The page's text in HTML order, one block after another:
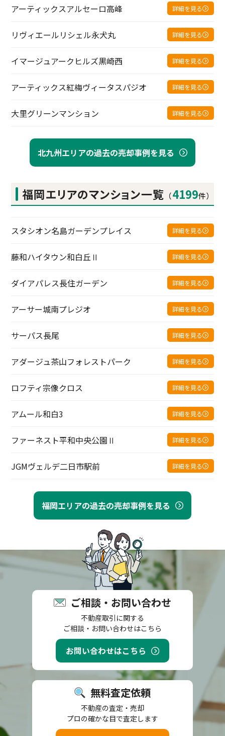
北九州エリアの過去の売却事例を見る
アーティックスアルセーロ高峰 詳細を見る
リヴィエールリシェル永犬丸 詳細を見る
イマージュアークヒルズ黒崎西 詳細を見る
アーティックス紅梅ヴィータスパジオ 詳細を見る
大里グリーンマンション 詳細を見る
福岡エリアの過去の売却事例を見る
福岡エリアのマンション一覧 （4199件）
スタシオン名島ガーデンプレイス 詳細を見る
藤和ハイタウン和白丘Ⅱ 詳細を見る
ダイアパレス長住ガーデン 詳細を見る
アーサー城南プレジオ 詳細を見る
サーパス長尾 詳細を見る
アダージュ茶山フォレストパーク 詳細を見る
ロフティ宗像クロス 詳細を見る
アムール和白3 詳細を見る
ファーネスト平和中央公園Ⅱ 詳細を見る
JGMヴェルデ二日市駅前 詳細を見る
ご相談・お問い合わせ
不動産取引に関する
ご相談・お問い合わせはこちら
お問い合わせはこちら
無料査定依頼
不動産の査定・売却
プロの確かな目で査定します